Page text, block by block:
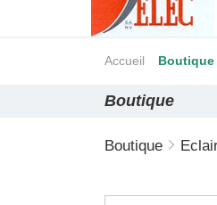
Accueil Boutique
Boutique
Boutique